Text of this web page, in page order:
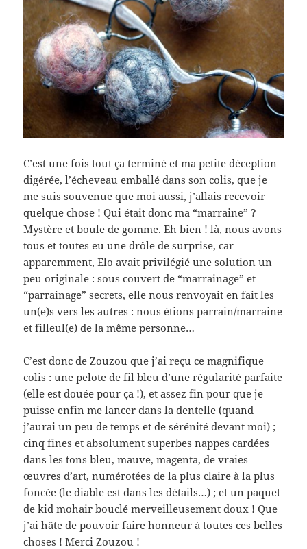
C’est une fois tout ça terminé et ma petite déception
digérée, l’écheveau emballé dans son colis, que je
me suis souvenue que moi aussi, j’allais recevoir
quelque chose ! Qui était donc ma “marraine” ?
Mystère et boule de gomme. Eh bien ! là, nous avons
tous et toutes eu une drôle de surprise, car
apparemment, Elo avait privilégié une solution un
peu originale : sous couvert de “marrainage” et
“parrainage” secrets, elle nous renvoyait en fait les
un(e)s vers les autres : nous étions parrain/marraine
et filleul(e) de la même personne…
C’est donc de Zouzou que j’ai reçu ce magnifique
colis : une pelote de fil bleu d’une régularité parfaite
(elle est douée pour ça !), et assez fin pour que je
puisse enfin me lancer dans la dentelle (quand
j’aurai un peu de temps et de sérénité devant moi) ;
cinq fines et absolument superbes nappes cardées
dans les tons bleu, mauve, magenta, de vraies
œuvres d’art, numérotées de la plus claire à la plus
foncée (le diable est dans les détails…) ; et un paquet
de kid mohair bouclé merveilleusement doux ! Que
j’ai hâte de pouvoir faire honneur à toutes ces belles
choses ! Merci Zouzou !